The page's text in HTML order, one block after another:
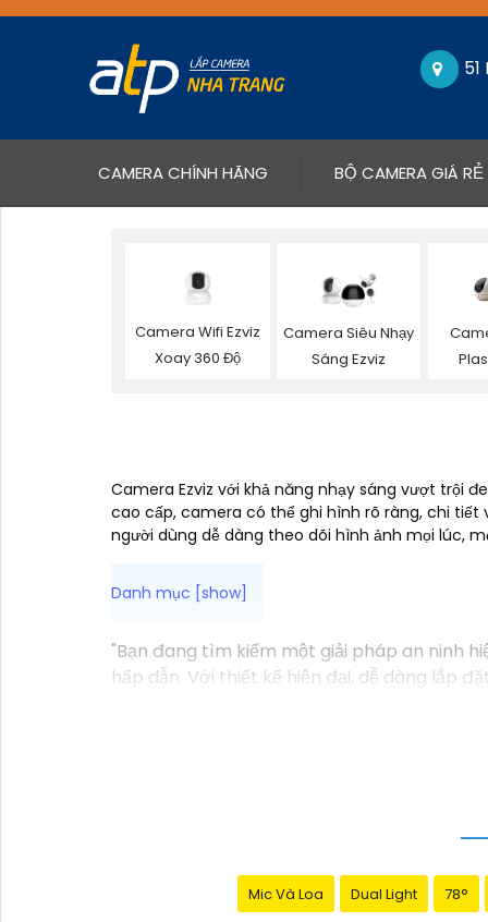
CAMERA CHÍNH HÃNG(CURRENT)BỘ CAMERA GIÁ RẺ
Camera Wifi Ezviz
Xoay 360 Độ
Camera Siêu Nhạy
Sáng Ezviz
Camera Ezviz với khả năng nhạy sáng vượt trội
cao cấp, camera có thể ghi hình rõ ràng, chi
người dùng dễ dàng theo dõi hình ảnh mọi lúc,
"Bạn đang tìm kiếm một giải pháp an ninh
hấp dẫn. Với thiết kế hiện đại, dễ dàng lắp
Mic Và Loa Dual Light 78°